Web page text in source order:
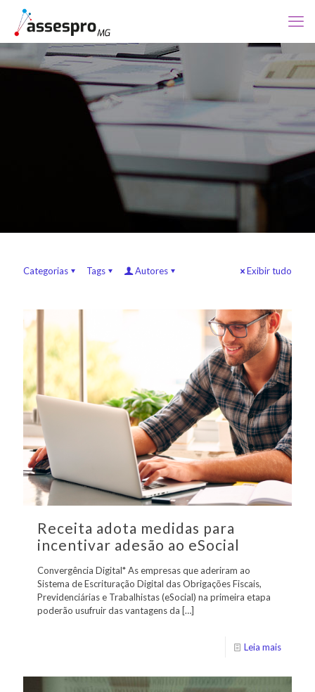
Categorias Tags Autores Exibir tudo
Receita adota medidas para
incentivar adesão ao eSocial
Convergência Digital* As empresas que aderiram ao
Sistema de Escrituração Digital das Obrigações Fiscais,
Previdenciárias e Trabalhistas (eSocial) na primeira etapa
poderão usufruir das vantagens da […]
Leia mais